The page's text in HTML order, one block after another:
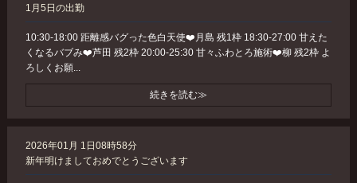
1月5日の出勤
10:30-18:00 距離感バグった色白天使❤️月島 残1枠 18:30-27:00 甘えた
くなるバブみ❤️芦田 残2枠 20:00-25:30 甘々ふわとろ施術❤️柳 残2枠 よ
ろしくお願...
続きを読む≫
2026年01月 1日08時58分
新年明けましておめでとうございます